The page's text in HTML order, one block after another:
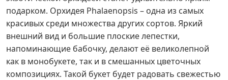
подарком. Орхидея Phalaenopsis – одна из самых
красивых среди множества других сортов. Яркий
внешний вид и большие плоские лепестки,
напоминающие бабочку, делают её великолепной
как в монобукете, так и в смешанных цветочных
композициях. Такой букет будет радовать свежестью